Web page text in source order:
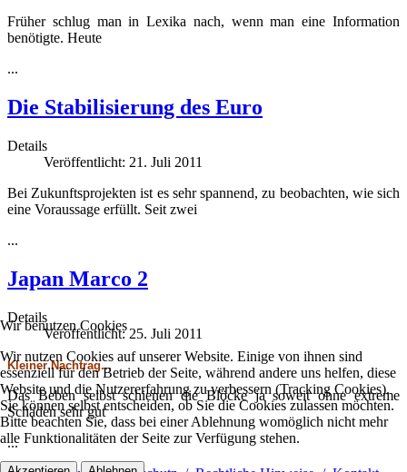
Früher schlug man in Lexika nach, wenn man eine Information
benötigte. Heute
...
Die Stabilisierung des Euro
Details
Veröffentlicht: 21. Juli 2011
Bei Zukunftsprojekten ist es sehr spannend, zu beobachten, wie sich
eine Voraussage erfüllt. Seit zwei
...
Japan Marco 2
Details
Veröffentlicht: 25. Juli 2011
Kleiner Nachtrag...
Das Beben selbst schienen die Blöcke ja soweit ohne extreme
Schäden sehr gut
...
Wir benutzen Cookies
Wir nutzen Cookies auf unserer Website. Einige von ihnen sind
essenziell für den Betrieb der Seite, während andere uns helfen, diese
Website und die Nutzererfahrung zu verbessern (Tracking Cookies).
Sie können selbst entscheiden, ob Sie die Cookies zulassen möchten.
Bitte beachten Sie, dass bei einer Ablehnung womöglich nicht mehr
alle Funktionalitäten der Seite zur Verfügung stehen.